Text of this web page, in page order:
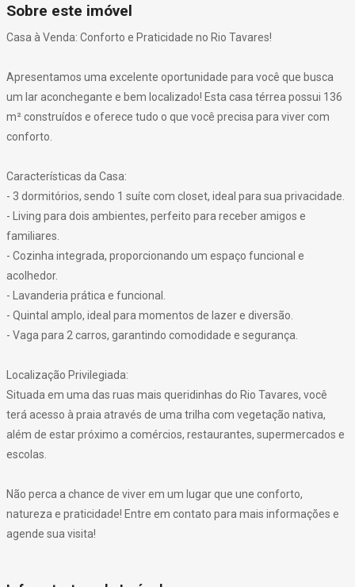
Sobre este imóvel
Casa à Venda: Conforto e Praticidade no Rio Tavares!
Apresentamos uma excelente oportunidade para você que busca
um lar aconchegante e bem localizado! Esta casa térrea possui 136
m² construídos e oferece tudo o que você precisa para viver com
conforto.
Características da Casa:
- 3 dormitórios, sendo 1 suíte com closet, ideal para sua privacidade.
- Living para dois ambientes, perfeito para receber amigos e
familiares.
- Cozinha integrada, proporcionando um espaço funcional e
acolhedor.
- Lavanderia prática e funcional.
- Quintal amplo, ideal para momentos de lazer e diversão.
- Vaga para 2 carros, garantindo comodidade e segurança.
Localização Privilegiada:
Situada em uma das ruas mais queridinhas do Rio Tavares, você
terá acesso à praia através de uma trilha com vegetação nativa,
além de estar próximo a comércios, restaurantes, supermercados e
escolas.
Não perca a chance de viver em um lugar que une conforto,
natureza e praticidade! Entre em contato para mais informações e
agende sua visita!